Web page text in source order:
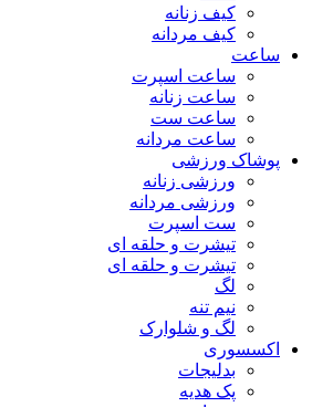
کیف زنانه
کیف مردانه
ساعت
ساعت اسپرت
ساعت زنانه
ساعت ست
ساعت مردانه
پوشاک ورزشی
ورزشی زنانه
ورزشی مردانه
ست اسپرت
تیشرت و حلقه ای
تیشرت و حلقه ای
لگ
نیم تنه
لگ و شلوارک
اکسسوری
بدلیجات
پک هدیه